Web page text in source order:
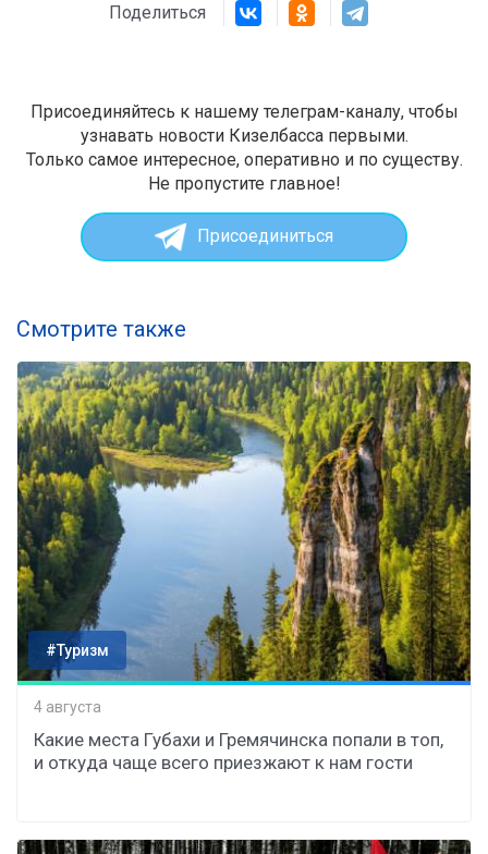
Поделиться
Присоединяйтесь к нашему телеграм-каналу, чтобы
узнавать новости Кизелбасса первыми.
Только самое интересное, оперативно и по существу.
Не пропустите главное!
Присоединиться
Смотрите также
#Туризм
4 августа
Какие места Губахи и Гремячинска попали в топ,
и откуда чаще всего приезжают к нам гости